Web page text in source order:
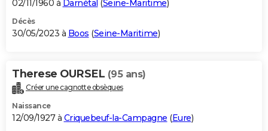
02/11/1960 à Darnétal (Seine-Maritime)
Décès
30/05/2023 à Boos (Seine-Maritime)
Therese OURSEL (95 ans)
Créer une cagnotte obsèques
Naissance
12/09/1927 à Criquebeuf-la-Campagne (Eure)